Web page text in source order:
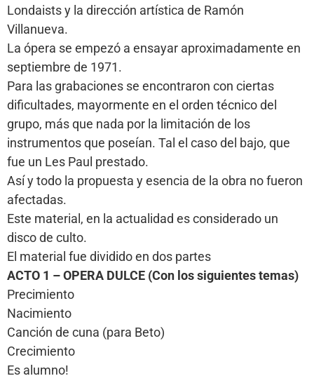
Londaists y la dirección artística de Ramón
Villanueva.
La ópera se empezó a ensayar aproximadamente en
septiembre de 1971.
Para las grabaciones se encontraron con ciertas
dificultades, mayormente en el orden técnico del
grupo, más que nada por la limitación de los
instrumentos que poseían. Tal el caso del bajo, que
fue un Les Paul prestado.
Así y todo la propuesta y esencia de la obra no fueron
afectadas.
Este material, en la actualidad es considerado un
disco de culto.
El material fue dividido en dos partes
ACTO 1 – OPERA DULCE (Con los siguientes temas)
Precimiento
Nacimiento
Canción de cuna (para Beto)
Crecimiento
Es alumno!